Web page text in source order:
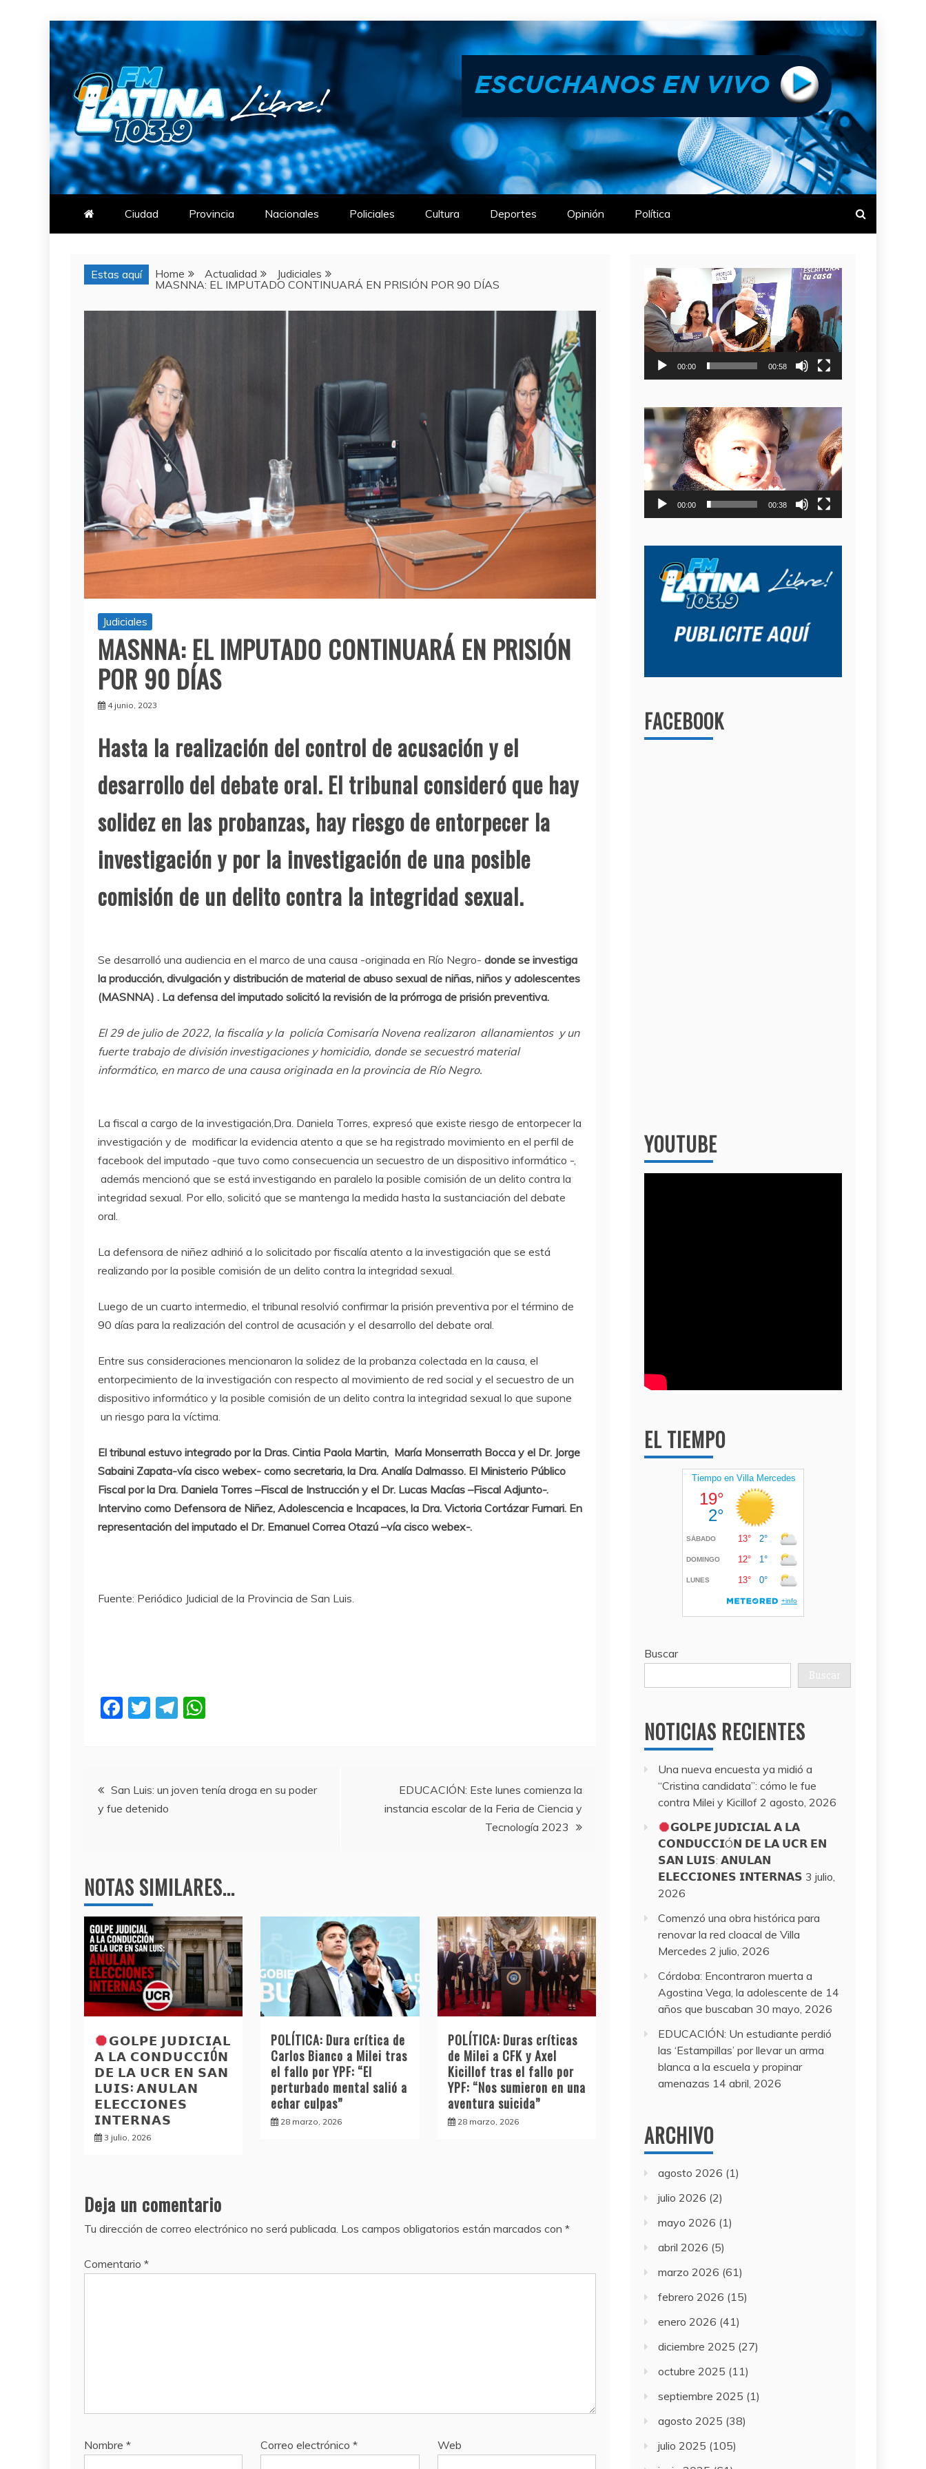
Skip
to
content
FM LATINA
NOTICIAS
Ciudad Provincia Nacionales Policiales Cultura Deportes Opinión Política
Estas aquí Home Actualidad
Judiciales
MASNNA: EL IMPUTADO CONTINUARÁ EN PRISIÓN POR 90 DÍAS
Judiciales
MASNNA: EL IMPUTADO CONTINUARÁ EN PRISIÓN
POR 90 DÍAS
4 junio, 2023
Hasta la realización del control de acusación y el
desarrollo del debate oral. El tribunal consideró que hay
solidez en las probanzas, hay riesgo de entorpecer la
investigación y por la investigación de una posible
comisión de un delito contra la integridad sexual.
Se desarrolló una audiencia en el marco de una causa -originada en Río Negro- donde se investiga
la producción, divulgación y distribución de material de abuso sexual de niñas, niños y adolescentes
(MASNNA) . La defensa del imputado solicitó la revisión de la prórroga de prisión preventiva.
El 29 de julio de 2022, la fiscalía y la policía Comisaría Novena realizaron allanamientos y un
fuerte trabajo de división investigaciones y homicidio, donde se secuestró material
informático, en marco de una causa originada en la provincia de Río Negro.
La fiscal a cargo de la investigación,Dra. Daniela Torres, expresó que existe riesgo de entorpecer la
investigación y de modificar la evidencia atento a que se ha registrado movimiento en el perfil de
facebook del imputado -que tuvo como consecuencia un secuestro de un dispositivo informático -,
además mencionó que se está investigando en paralelo la posible comisión de un delito contra la
integridad sexual. Por ello, solicitó que se mantenga la medida hasta la sustanciación del debate
oral.
La defensora de niñez adhirió a lo solicitado por fiscalía atento a la investigación que se está
realizando por la posible comisión de un delito contra la integridad sexual.
Luego de un cuarto intermedio, el tribunal resolvió confirmar la prisión preventiva por el término de
90 días para la realización del control de acusación y el desarrollo del debate oral.
Entre sus consideraciones mencionaron la solidez de la probanza colectada en la causa, el
entorpecimiento de la investigación con respecto al movimiento de red social y el secuestro de un
dispositivo informático y la posible comisión de un delito contra la integridad sexual lo que supone
un riesgo para la víctima.
El tribunal estuvo integrado por la Dras. Cintia Paola Martin, María Monserrath Bocca y el Dr. Jorge
Sabaini Zapata-vía cisco webex- como secretaria, la Dra. Analía Dalmasso. El Ministerio Público
Fiscal por la Dra. Daniela Torres –Fiscal de Instrucción y el Dr. Lucas Macías –Fiscal Adjunto-.
Intervino como Defensora de Niñez, Adolescencia e Incapaces, la Dra. Victoria CortázarFurnari. En
representación del imputado el Dr. Emanuel Correa Otazú –vía cisco webex-.
Fuente: Periódico Judicial de la Provincia de San Luis.
F
b
o
T
T
a A
Navegación
de
San Luis: un joven tenía droga en su poder
y fue detenido
EDUCACIÓN: Este lunes comienza la
instancia escolar de la Feria de Ciencia y
Tecnología 2023
NOTAS SIMILARES...
𝗚𝗢𝗟𝗣𝗘 𝗝𝗨𝗗𝗜𝗖𝗜𝗔𝗟
𝗔 𝗟𝗔 𝗖𝗢𝗡𝗗𝗨𝗖𝗖𝗜Ó𝗡
𝗗𝗘 𝗟𝗔 𝗨𝗖𝗥 𝗘𝗡 𝗦𝗔𝗡
𝗟𝗨𝗜𝗦: 𝗔𝗡𝗨𝗟𝗔𝗡
𝗘𝗟𝗘𝗖𝗖𝗜𝗢𝗡𝗘𝗦
𝗜𝗡𝗧𝗘𝗥𝗡𝗔𝗦
3 julio, 2026
POLÍTICA: Dura crítica de
Carlos Bianco a Milei tras
el fallo por YPF: “El
perturbado mental salió a
echar culpas”
28 marzo, 2026
POLÍTICA: Duras críticas
de Milei a CFK y Axel
Kicillof tras el fallo por
YPF: “Nos sumieron en una
aventura suicida”
28 marzo, 2026
Deja un comentario
Tu dirección de correo electrónico no será publicada. Los campos obligatorios están marcados con *
Comentario *
Nombre * Correo electrónico* Web
Reproductor
de
video
00:00 00:58
Reproductor
de
video
00:00 00:38
FACEBOOK
YOUTUBE
EL TIEMPO
Buscar
Buscar
NOTICIAS RECIENTES
Una nueva encuesta ya midió a
“Cristina candidata”: cómo le fue
contra Milei y Kicillof 2 agosto, 2026
𝗚𝗢𝗟𝗣𝗘 𝗝𝗨𝗗𝗜𝗖𝗜𝗔𝗟 𝗔 𝗟𝗔
𝗖𝗢𝗡𝗗𝗨𝗖𝗖𝗜Ó𝗡 𝗗𝗘 𝗟𝗔 𝗨𝗖𝗥 𝗘𝗡
𝗦𝗔𝗡 𝗟𝗨𝗜𝗦: 𝗔𝗡𝗨𝗟𝗔𝗡
𝗘𝗟𝗘𝗖𝗖𝗜𝗢𝗡𝗘𝗦 𝗜𝗡𝗧𝗘𝗥𝗡𝗔𝗦 3 julio,
2026
Comenzó una obra histórica para
renovar la red cloacal de Villa
Mercedes 2 julio, 2026
Córdoba: Encontraron muerta a
Agostina Vega, la adolescente de 14
años que buscaban 30 mayo, 2026
EDUCACIÓN: Un estudiante perdió
las ‘Estampillas’ por llevar un arma
blanca a la escuela y propinar
amenazas 14 abril, 2026
ARCHIVO
agosto 2026 (1)
julio 2026 (2)
mayo 2026 (1)
abril 2026 (5)
marzo 2026 (61)
febrero 2026 (15)
enero 2026 (41)
diciembre 2025 (27)
octubre 2025 (11)
septiembre 2025 (1)
agosto 2025 (38)
julio 2025 (105)